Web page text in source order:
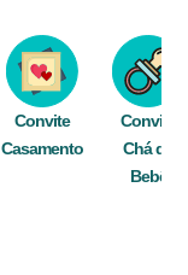
Convite
Casamento
Convite
Chá de
Bebê